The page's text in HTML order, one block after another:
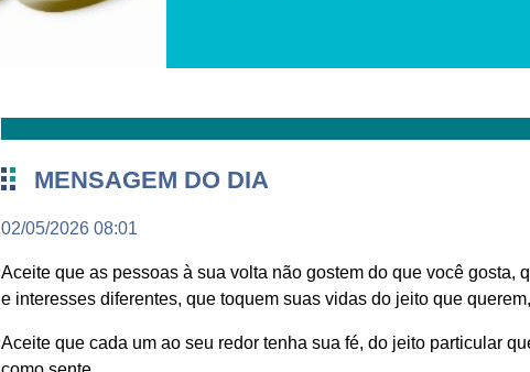
MENSAGEM DO DIA
02/05/2026 08:01
Aceite que as pessoas à sua volta não gostem do que você gosta,
e interesses diferentes, que toquem suas vidas do jeito que
Aceite que cada um ao seu redor tenha sua fé, do jeito particular